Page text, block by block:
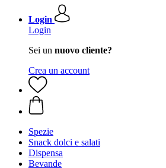
Login
Login
Sei un nuovo cliente?
Crea un account
Spezie
Snack dolci e salati
Dispensa
Bevande